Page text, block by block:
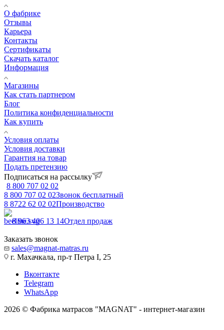
О фабрике
Отзывы
Карьера
Контакты
Сертификаты
Скачать каталог
Информация
Магазины
Как стать партнером
Блог
Политика конфиденциальности
Как купить
Условия оплаты
Условия доставки
Гарантия на товар
Подать претензию
Подписаться на рассылку
8 800 707 02 02
8 800 707 02 02Звонок бесплатный
8 8722 62 02 02Производство
8 963 406 13 14Отдел продаж
Заказать звонок
sales@magnat-matras.ru
г. Махачкала, пр-т Петра I, 25
Вконтакте
Telegram
WhatsApp
2026 © Фабрика матрасов "MAGNAT" - интернет-магазин